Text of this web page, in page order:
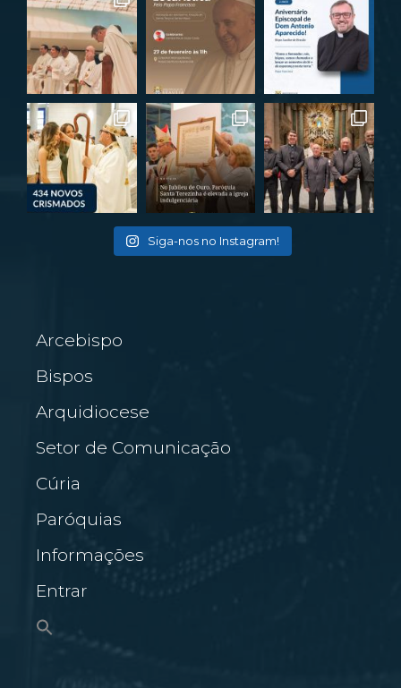
Siga-nos no Instagram!
Arcebispo
Bispos
Arquidiocese
Setor de Comunicação
Cúria
Paróquias
Informações
Entrar